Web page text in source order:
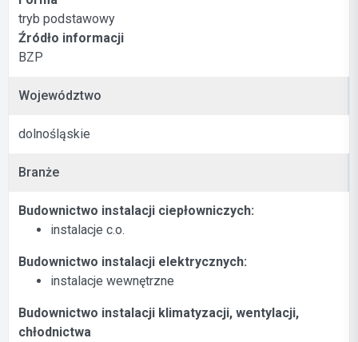
tryb podstawowy
Źródło informacji
BZP
Województwo
dolnośląskie
Branże
Budownictwo instalacji ciepłowniczych:
instalacje c.o.
Budownictwo instalacji elektrycznych:
instalacje wewnętrzne
Budownictwo instalacji klimatyzacji, wentylacji,
chłodnictwa